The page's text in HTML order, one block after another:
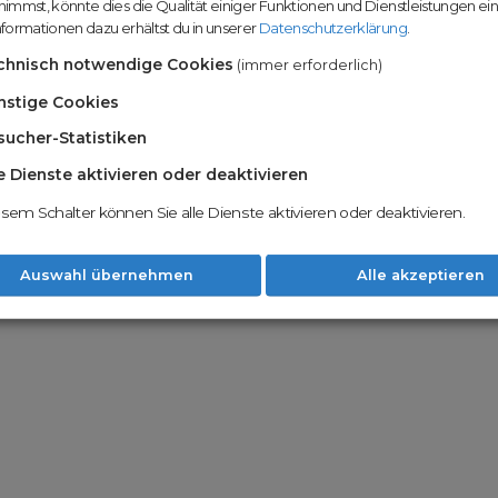
Nachname
du die
Möglichkeiten.
Unsere
Unser Open
um wertvolle
Mit
Option zu
könnte dies die Qualität einiger Funktionen und Dienstleistungen
dazu erhältst du in unsererDatenschutzerklärung.
notwendige Cookies (immer erforderlich)
Cookies
Statistiken
Dienste aktivieren oder deaktivieren
Schalter können Sie alle Dienste aktivieren oder deaktivieren.
Auswahl übernehmen Alle akzeptieren